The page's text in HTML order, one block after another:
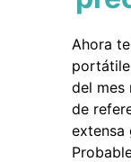
Ahora
del mes
de
extensa